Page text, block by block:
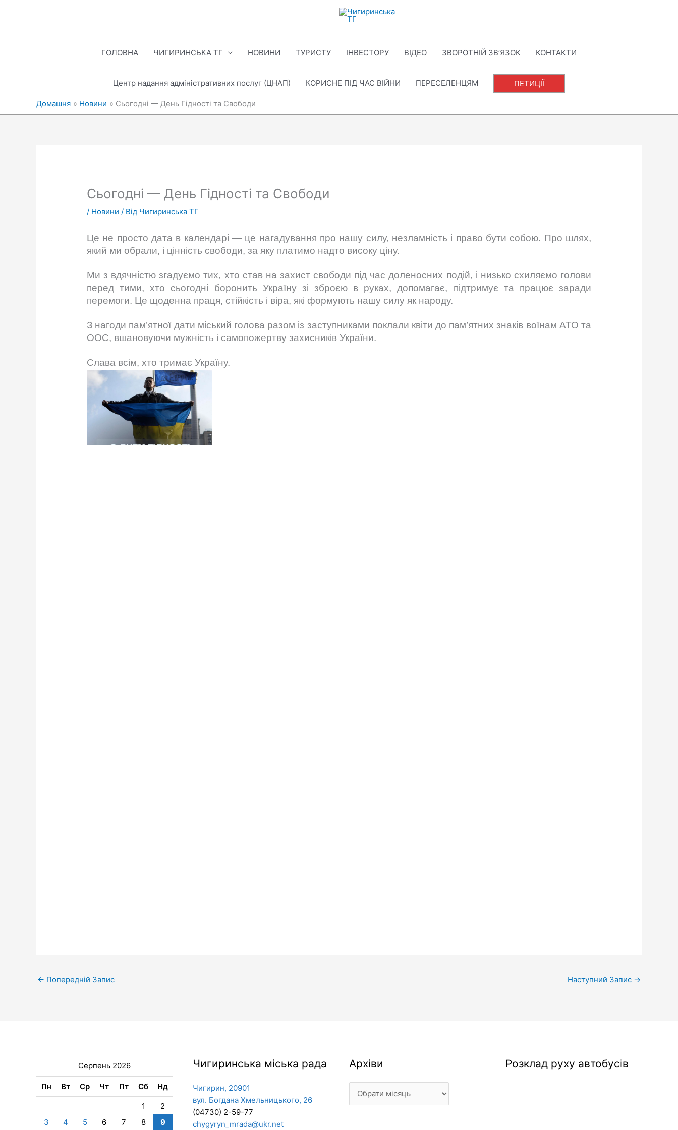
ГОЛОВНА ЧИГИРИНСЬКА ТГ НОВИНИ ТУРИСТУ ІНВЕСТОРУ ВІДЕО ЗВОРОТНІЙ ЗВ’ЯЗОК КОНТАКТИ
Центр надання адміністративних послуг (ЦНАП) КОРИСНЕ ПІД ЧАС ВІЙНИ ПЕРЕСЕЛЕНЦЯМ ПЕТИЦІЇ
Домашня Новини Сьогодні — День Гідності та Свободи
Сьогодні — День Гідності та Свободи
/ Новини / Від Чигиринська ТГ
Це не просто дата в календарі — це нагадування про нашу силу, незламність і право бути собою. Про шлях,
який ми обрали, і цінність свободи, за яку платимо надто високу ціну.
Ми з вдячністю згадуємо тих, хто став на захист свободи під час доленосних подій, і низько схиляємо голови
перед тими, хто сьогодні боронить Україну зі зброєю в руках, допомагає, підтримує та працює заради
перемоги. Це щоденна праця, стійкість і віра, які формують нашу силу як народу.
З нагоди пам’ятної дати міський голова разом із заступниками поклали квіти до пам’ятних знаків воїнам АТО та
ООС, вшановуючи мужність і самопожертву захисників України.
Слава всім, хто тримає Україну.
← Попередній Запис Наступний Запис →
Серпень 2026
Пн Вт Ср Чт Пт Сб Нд
1
2
3
4 5 6 7 8 9
Чигиринська міська рада
Чигирин, 20901
вул. Богдана Хмельницького, 26
(04730) 2-59-77
chygyryn_mrada@ukr.net
Архіви
Архіви Розклад руху автобусів